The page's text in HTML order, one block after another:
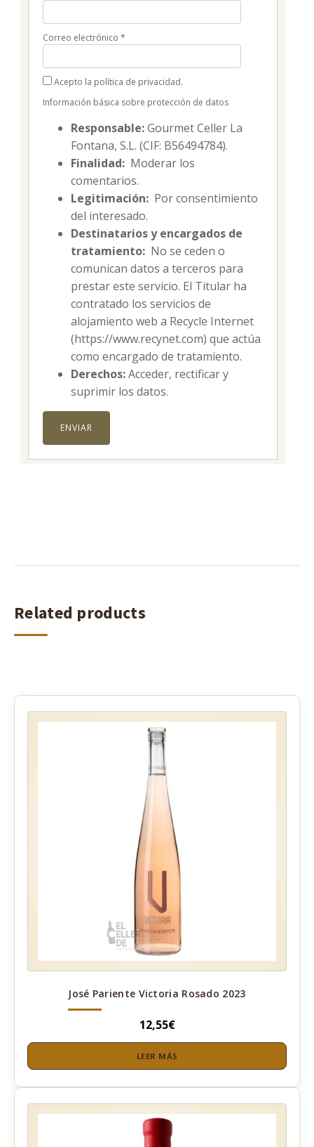
Correo electrónico *
Acepto la política de privacidad.
Información básica sobre protección de datos
Responsable:Gourmet Celler La
Fontana, S.L. (CIF: B56494784).
Finalidad: Moderar los
comentarios.
Legitimación: Por consentimiento
del interesado.
Destinatarios y encargados de
tratamiento: No se ceden o
comunican datos a terceros para
prestar este servicio. El Titular ha
contratado los servicios de
alojamiento web a Recycle Internet
(https://www.recynet.com) que actúa
como encargado de tratamiento.
Derechos:Acceder, rectificar y
suprimir los datos.
Related products
José Pariente Victoria Rosado 2023
12,55€
LEER MÁS